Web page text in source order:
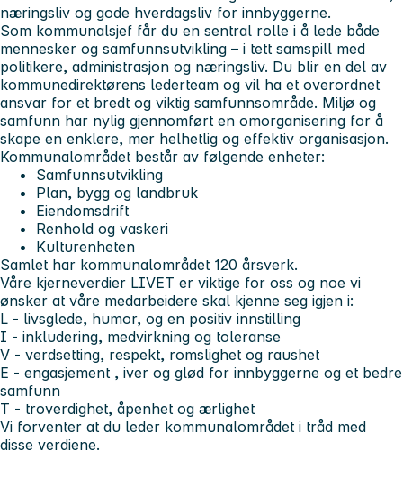
næringsliv og gode hverdagsliv for innbyggerne.
Som kommunalsjef får du en sentral rolle i å lede både
mennesker og samfunnsutvikling – i tett samspill med
politikere, administrasjon og næringsliv. Du blir en del av
kommunedirektørens lederteam og vil ha et overordnet
ansvar for et bredt og viktig samfunnsområde. Miljø og
samfunn har nylig gjennomført en omorganisering for å
skape en enklere, mer helhetlig og effektiv organisasjon.
Kommunalområdet består av følgende enheter:
Samfunnsutvikling
Plan, bygg og landbruk
Eiendomsdrift
Renhold og vaskeri
Kulturenheten
Samlet har kommunalområdet 120 årsverk.
Våre kjerneverdier LIVET er viktige for oss og noe vi
ønsker at våre medarbeidere skal kjenne seg igjen i:
L - livsglede, humor, og en positiv innstilling
I - inkludering, medvirkning og toleranse
V - verdsetting, respekt, romslighet og raushet
E - engasjement , iver og glød for innbyggerne og et bedre
samfunn
T - troverdighet, åpenhet og ærlighet
Vi forventer at du leder kommunalområdet i tråd med
disse verdiene.